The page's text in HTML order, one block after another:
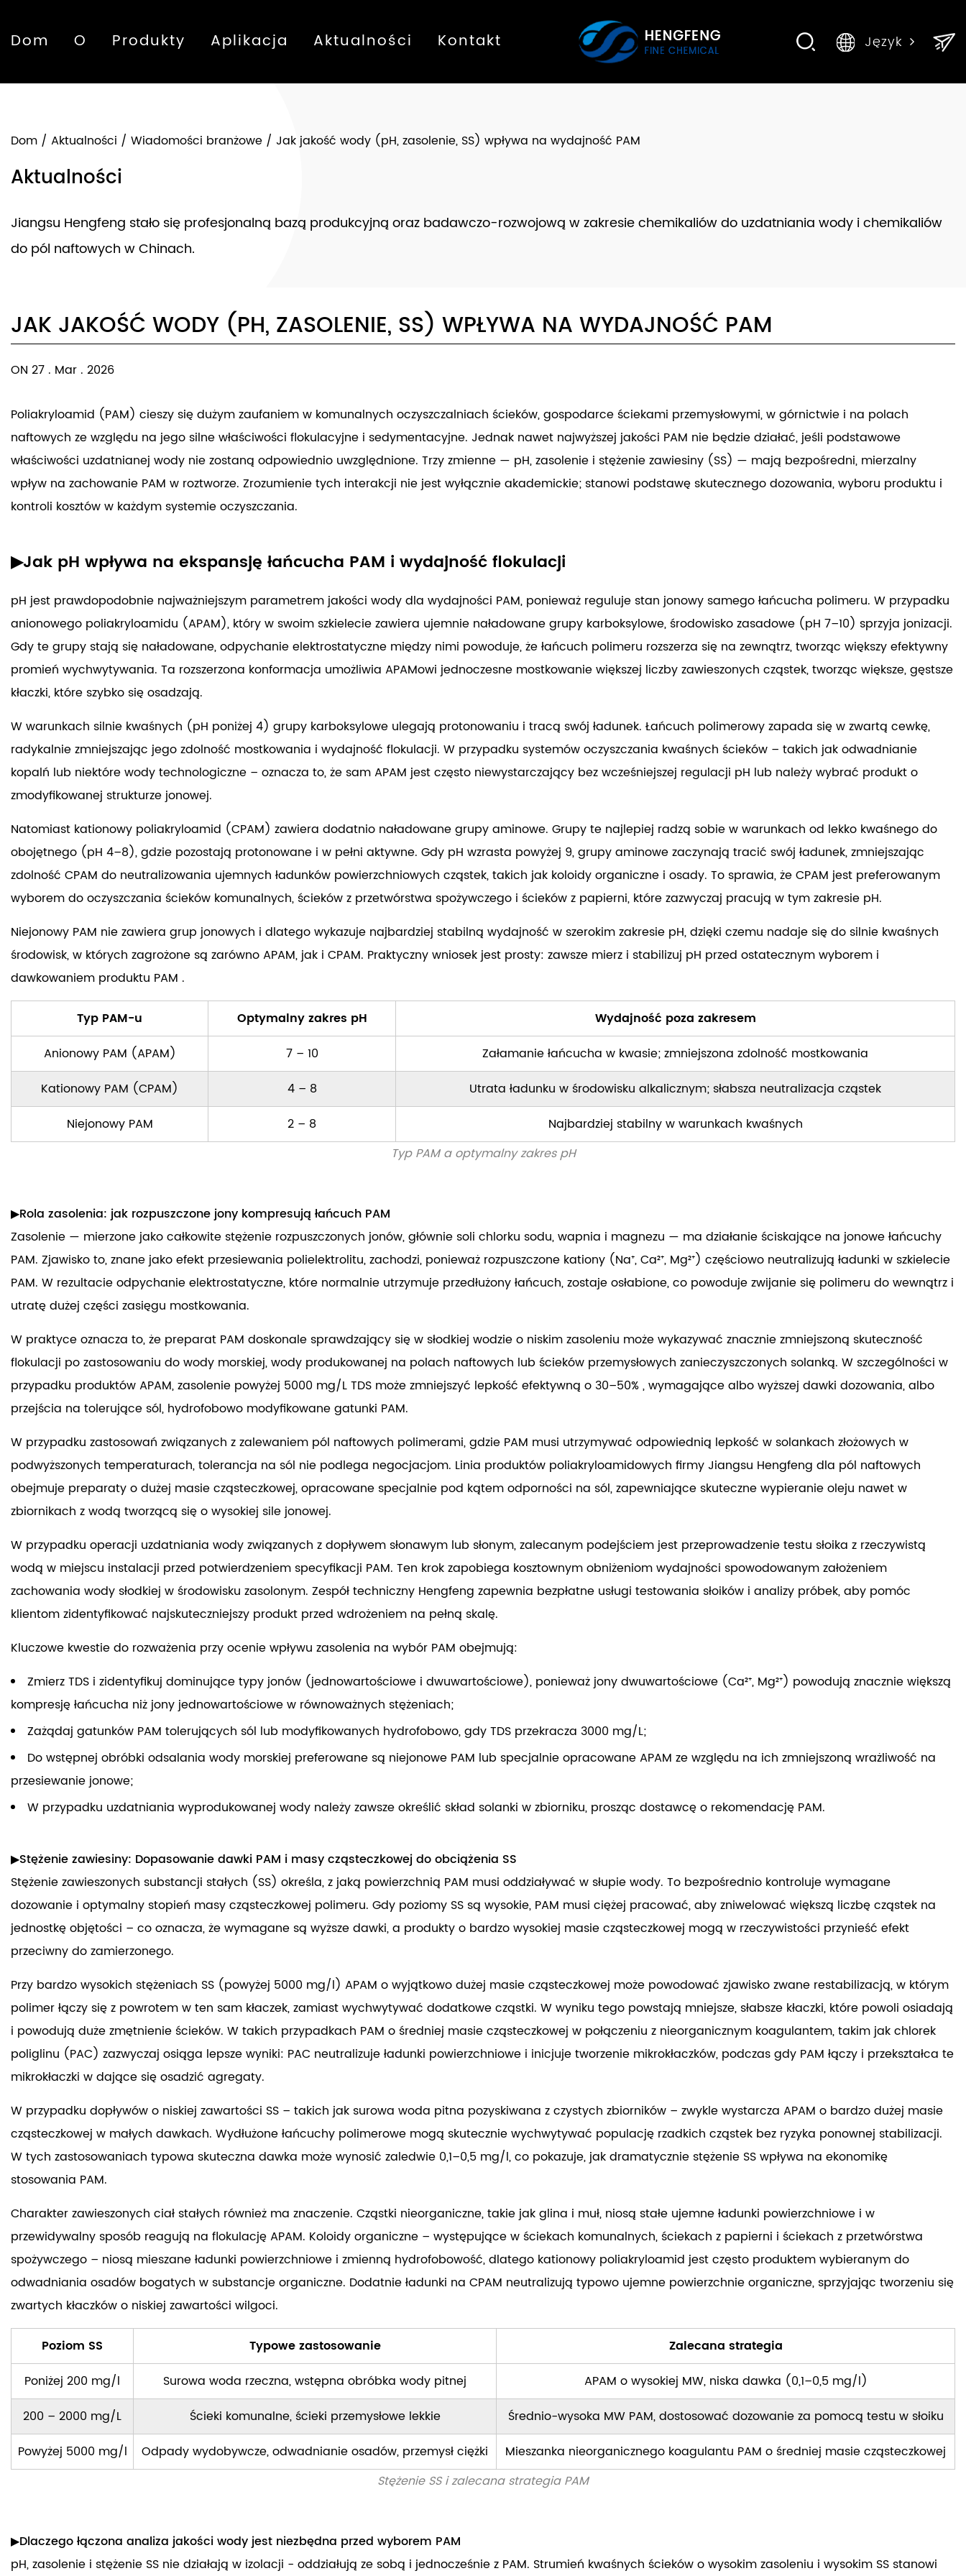
Dom O Produkty Aplikacja Aktualności Kontakt Język
Dom / Aktualności / Wiadomości branżowe / Jak jakość wody (pH, zasolenie, SS) wpływa na wydajność PAM
Aktualności
Jiangsu Hengfeng stało się profesjonalną bazą produkcyjną oraz badawczo-rozwojową w zakresie chemikaliów do uzdatniania wody i chemikaliów
do pól naftowych w Chinach.
JAK JAKOŚĆ WODY (PH, ZASOLENIE, SS) WPŁYWA NA WYDAJNOŚĆ PAM
ON 27 . Mar . 2026
Poliakryloamid (PAM) cieszy się dużym zaufaniem w komunalnych oczyszczalniach ścieków, gospodarce ściekami przemysłowymi, w górnictwie i na polach
naftowych ze względu na jego silne właściwości flokulacyjne i sedymentacyjne. Jednak nawet najwyższej jakości PAM nie będzie działać, jeśli podstawowe
właściwości uzdatnianej wody nie zostaną odpowiednio uwzględnione. Trzy zmienne — pH, zasolenie i stężenie zawiesiny (SS) — mają bezpośredni, mierzalny
wpływ na zachowanie PAM w roztworze. Zrozumienie tych interakcji nie jest wyłącznie akademickie; stanowi podstawę skutecznego dozowania, wyboru produktu i
kontroli kosztów w każdym systemie oczyszczania.
▶Jak pH wpływa na ekspansję łańcucha PAM i wydajność flokulacji
pH jest prawdopodobnie najważniejszym parametrem jakości wody dla wydajności PAM, ponieważ reguluje stan jonowy samego łańcucha polimeru. W przypadku
anionowego poliakryloamidu (APAM), który w swoim szkielecie zawiera ujemnie naładowane grupy karboksylowe, środowisko zasadowe (pH 7–10) sprzyja jonizacji.
Gdy te grupy stają się naładowane, odpychanie elektrostatyczne między nimi powoduje, że łańcuch polimeru rozszerza się na zewnątrz, tworząc większy efektywny
promień wychwytywania. Ta rozszerzona konformacja umożliwia APAMowi jednoczesne mostkowanie większej liczby zawieszonych cząstek, tworząc większe, gęstsze
kłaczki, które szybko się osadzają.
W warunkach silnie kwaśnych (pH poniżej 4) grupy karboksylowe ulegają protonowaniu i tracą swój ładunek. Łańcuch polimerowy zapada się w zwartą cewkę,
radykalnie zmniejszając jego zdolność mostkowania i wydajność flokulacji. W przypadku systemów oczyszczania kwaśnych ścieków – takich jak odwadnianie
kopalń lub niektóre wody technologiczne – oznacza to, że sam APAM jest często niewystarczający bez wcześniejszej regulacji pH lub należy wybrać produkt o
zmodyfikowanej strukturze jonowej.
Natomiast kationowy poliakryloamid (CPAM) zawiera dodatnio naładowane grupy aminowe. Grupy te najlepiej radzą sobie w warunkach od lekko kwaśnego do
obojętnego (pH 4–8), gdzie pozostają protonowane i w pełni aktywne. Gdy pH wzrasta powyżej 9, grupy aminowe zaczynają tracić swój ładunek, zmniejszając
zdolność CPAM do neutralizowania ujemnych ładunków powierzchniowych cząstek, takich jak koloidy organiczne i osady. To sprawia, że ​​CPAM jest preferowanym
wyborem do oczyszczania ścieków komunalnych, ścieków z przetwórstwa spożywczego i ścieków z papierni, które zazwyczaj pracują w tym zakresie pH.
Niejonowy PAM nie zawiera grup jonowych i dlatego wykazuje najbardziej stabilną wydajność w szerokim zakresie pH, dzięki czemu nadaje się do silnie kwaśnych
środowisk, w których zagrożone są zarówno APAM, jak i CPAM. Praktyczny wniosek jest prosty: zawsze mierz i stabilizuj pH przed ostatecznym wyborem i
dawkowaniem produktu PAM .
Typ PAM a optymalny zakres pH
Typ PAM-u Optymalny zakres pH
Wydajność poza zakresem
Anionowy PAM (APAM)
7 – 10
Załamanie łańcucha w kwasie; zmniejszona zdolność mostkowania
Kationowy PAM (CPAM)
4 – 8
Utrata ładunku w środowisku alkalicznym; słabsza neutralizacja cząstek
Niejonowy PAM
2 – 8 Najbardziej stabilny w warunkach kwaśnych
▶Rola zasolenia: jak rozpuszczone jony kompresują łańcuch PAM
Zasolenie — mierzone jako całkowite stężenie rozpuszczonych jonów, głównie soli chlorku sodu, wapnia i magnezu — ma działanie ściskające na jonowe łańcuchy
PAM. Zjawisko to, znane jako efekt przesiewania polielektrolitu, zachodzi, ponieważ rozpuszczone kationy (Na⁺, Ca²⁺, Mg²⁺) częściowo neutralizują ładunki w szkielecie
PAM. W rezultacie odpychanie elektrostatyczne, które normalnie utrzymuje przedłużony łańcuch, zostaje osłabione, co powoduje zwijanie się polimeru do wewnątrz i
utratę dużej części zasięgu mostkowania.
W praktyce oznacza to, że preparat PAM doskonale sprawdzający się w słodkiej wodzie o niskim zasoleniu może wykazywać znacznie zmniejszoną skuteczność
flokulacji po zastosowaniu do wody morskiej, wody produkowanej na polach naftowych lub ścieków przemysłowych zanieczyszczonych solanką. W szczególności w
przypadku produktów APAM,zasolenie powyżej 5000 mg/L TDS może zmniejszyć lepkość efektywną o 30–50%, wymagające albo wyższej dawki dozowania, albo
przejścia na tolerujące sól, hydrofobowo modyfikowane gatunki PAM.
W przypadku zastosowań związanych z zalewaniem pól naftowych polimerami, gdzie PAM musi utrzymywać odpowiednią lepkość w solankach złożowych w
podwyższonych temperaturach, tolerancja na sól nie podlega negocjacjom. Linia produktów poliakryloamidowych firmy Jiangsu Hengfeng dla pól naftowych
obejmuje preparaty o dużej masie cząsteczkowej, opracowane specjalnie pod kątem odporności na sól, zapewniające skuteczne wypieranie oleju nawet w
zbiornikach z wodą tworzącą się o wysokiej sile jonowej.
W przypadku operacji uzdatniania wody związanych z dopływem słonawym lub słonym, zalecanym podejściem jest przeprowadzenie testu słoika z rzeczywistą
wodą w miejscu instalacji przed potwierdzeniem specyfikacji PAM. Ten krok zapobiega kosztownym obniżeniom wydajności spowodowanym założeniem
zachowania wody słodkiej w środowisku zasolonym. Zespół techniczny Hengfeng zapewnia bezpłatne usługi testowania słoików i analizy próbek, aby pomóc
klientom zidentyfikować najskuteczniejszy produkt przed wdrożeniem na pełną skalę.
Kluczowe kwestie do rozważenia przy ocenie wpływu zasolenia na wybór PAM obejmują:
Zmierz TDS i zidentyfikuj dominujące typy jonów (jednowartościowe i dwuwartościowe), ponieważ jony dwuwartościowe (Ca²⁺, Mg²⁺) powodują znacznie większą
kompresję łańcucha niż jony jednowartościowe w równoważnych stężeniach;
Zażądaj gatunków PAM tolerujących sól lub modyfikowanych hydrofobowo, gdy TDS przekracza 3000 mg/L;
Do wstępnej obróbki odsalania wody morskiej preferowane są niejonowe PAM lub specjalnie opracowane APAM ze względu na ich zmniejszoną wrażliwość na
przesiewanie jonowe;
W przypadku uzdatniania wyprodukowanej wody należy zawsze określić skład solanki w zbiorniku, prosząc dostawcę o rekomendację PAM.
▶Stężenie zawiesiny: Dopasowanie dawki PAM i masy cząsteczkowej do obciążenia SS
Stężenie zawieszonych substancji stałych (SS) określa, z jaką powierzchnią PAM musi oddziaływać w słupie wody. To bezpośrednio kontroluje wymagane
dozowanie i optymalny stopień masy cząsteczkowej polimeru. Gdy poziomy SS są wysokie, PAM musi ciężej pracować, aby zniwelować większą liczbę cząstek na
jednostkę objętości – co oznacza, że ​​wymagane są wyższe dawki, a produkty o bardzo wysokiej masie cząsteczkowej mogą w rzeczywistości przynieść efekt
przeciwny do zamierzonego.
Przy bardzo wysokich stężeniach SS (powyżej 5000 mg/l) APAM o wyjątkowo dużej masie cząsteczkowej może powodować zjawisko zwane restabilizacją, w którym
polimer łączy się z powrotem w ten sam kłaczek, zamiast wychwytywać dodatkowe cząstki. W wyniku tego powstają mniejsze, słabsze kłaczki, które powoli osiadają
i powodują duże zmętnienie ścieków. W takich przypadkach PAM o średniej masie cząsteczkowej w połączeniu z nieorganicznym koagulantem, takim jak chlorek
poliglinu (PAC) zazwyczaj osiąga lepsze wyniki: PAC neutralizuje ładunki powierzchniowe i inicjuje tworzenie mikrokłaczków, podczas gdy PAM łączy i przekształca te
mikrokłaczki w dające się osadzić agregaty.
W przypadku dopływów o niskiej zawartości SS – takich jak surowa woda pitna pozyskiwana z czystych zbiorników – zwykle wystarcza APAM o bardzo dużej masie
cząsteczkowej w małych dawkach. Wydłużone łańcuchy polimerowe mogą skutecznie wychwytywać populację rzadkich cząstek bez ryzyka ponownej stabilizacji.
W tych zastosowaniach typowa skuteczna dawka może wynosić zaledwie 0,1–0,5 mg/l, co pokazuje, jak dramatycznie stężenie SS wpływa na ekonomikę
stosowania PAM.
Charakter zawieszonych ciał stałych również ma znaczenie. Cząstki nieorganiczne, takie jak glina i muł, niosą stałe ujemne ładunki powierzchniowe i w
przewidywalny sposób reagują na flokulację APAM. Koloidy organiczne – występujące w ściekach komunalnych, ściekach z papierni i ściekach z przetwórstwa
spożywczego – niosą mieszane ładunki powierzchniowe i zmienną hydrofobowość, dlatego kationowy poliakryloamid jest często produktem wybieranym do
odwadniania osadów bogatych w substancje organiczne. Dodatnie ładunki na CPAM neutralizują typowo ujemne powierzchnie organiczne, sprzyjając tworzeniu się
zwartych kłaczków o niskiej zawartości wilgoci.
Stężenie SS i zalecana strategia PAM
Poziom SS Typowe zastosowanie
Zalecana strategia
Poniżej 200 mg/l
Surowa woda rzeczna, wstępna obróbka wody pitnej
APAM o wysokiej MW, niska dawka (0,1–0,5 mg/l)
200 – 2000 mg/L
Ścieki komunalne, ścieki przemysłowe lekkie
Średnio-wysoka MW PAM, dostosować dozowanie za pomocą testu w słoiku
Powyżej 5000 mg/l
Odpady wydobywcze, odwadnianie osadów, przemysł ciężki Mieszanka nieorganicznego koagulantu PAM o średniej masie cząsteczkowej
▶Dlaczego łączona analiza jakości wody jest niezbędna przed wyborem PAM
pH, zasolenie i stężenie SS nie działają w izolacji - oddziałują ze sobą i jednocześnie z PAM. Strumień kwaśnych ścieków o wysokim zasoleniu i wysokim SS stanowi